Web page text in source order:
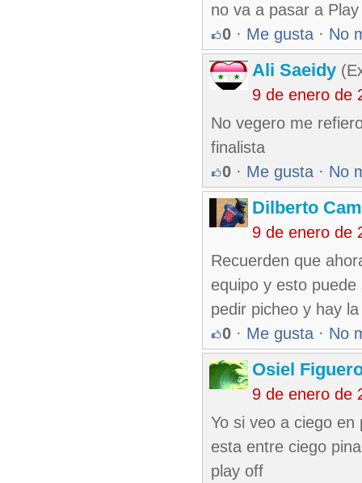
no va a pasar a
0 · Me gusta · No
Ali Saeidy
9 de enero de
No vegero me
finalista
0 · Me gusta · No
Dilberto
9 de enero de
Recuerden que
equipo y esto
pedir picheo y hay
0 · Me gusta · No
Osiel
9 de enero de
Yo si veo a ciego
esta entre ciego
play off